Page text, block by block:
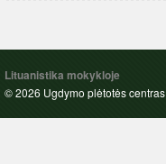
Lituanistika mokykloje
© 2026 Ugdymo plėtotės centras